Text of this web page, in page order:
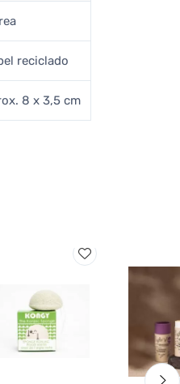
reciclado
8 x 3,5 cm